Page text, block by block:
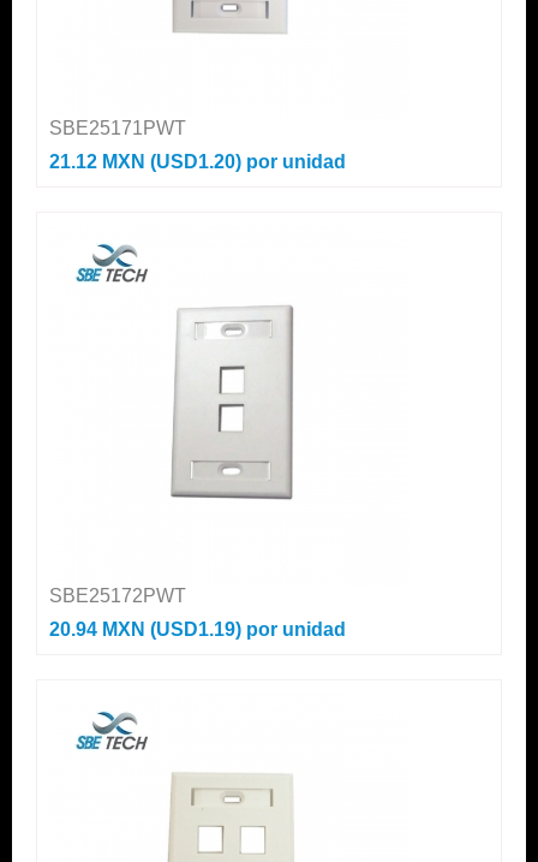
SBE25171PWT
21.12 MXN (USD1.20) por unidad
SBE25172PWT
20.94 MXN (USD1.19) por unidad